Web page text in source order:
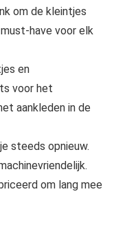
om de kleintjes
have voor elk
en
voor het
aankleden in de
steeds opnieuw.
om lang mee